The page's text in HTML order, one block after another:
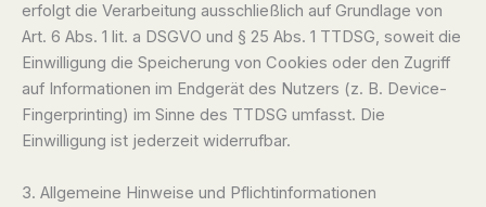
erfolgt die Verarbeitung ausschließlich auf Grundlage von
Art. 6 Abs. 1 lit. a DSGVO und § 25 Abs. 1 TTDSG, soweit die
Einwilligung die Speicherung von Cookies oder den Zugriff
auf Informationen im Endgerät des Nutzers (z. B. Device-
Fingerprinting) im Sinne des TTDSG umfasst. Die
Einwilligung ist jederzeit widerrufbar.
3. Allgemeine Hinweise und Pflicht­informationen